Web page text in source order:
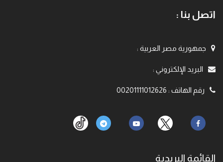
اتصل بنا :
جمهورية مصر العربية :
البريد الإلكتروني :
رقم الهاتف :
00201111012626
القائمة البريدية